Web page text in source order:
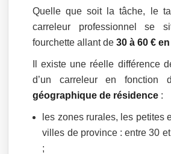
Quelle que soit la tâche, le
carreleur professionnel se
fourchette allant de30 à 60 €
Il existe une réelle différence
d’un carreleur en fonction
géographique de résidence :
les zones rurales, les petites
villes de province : entre 30
;